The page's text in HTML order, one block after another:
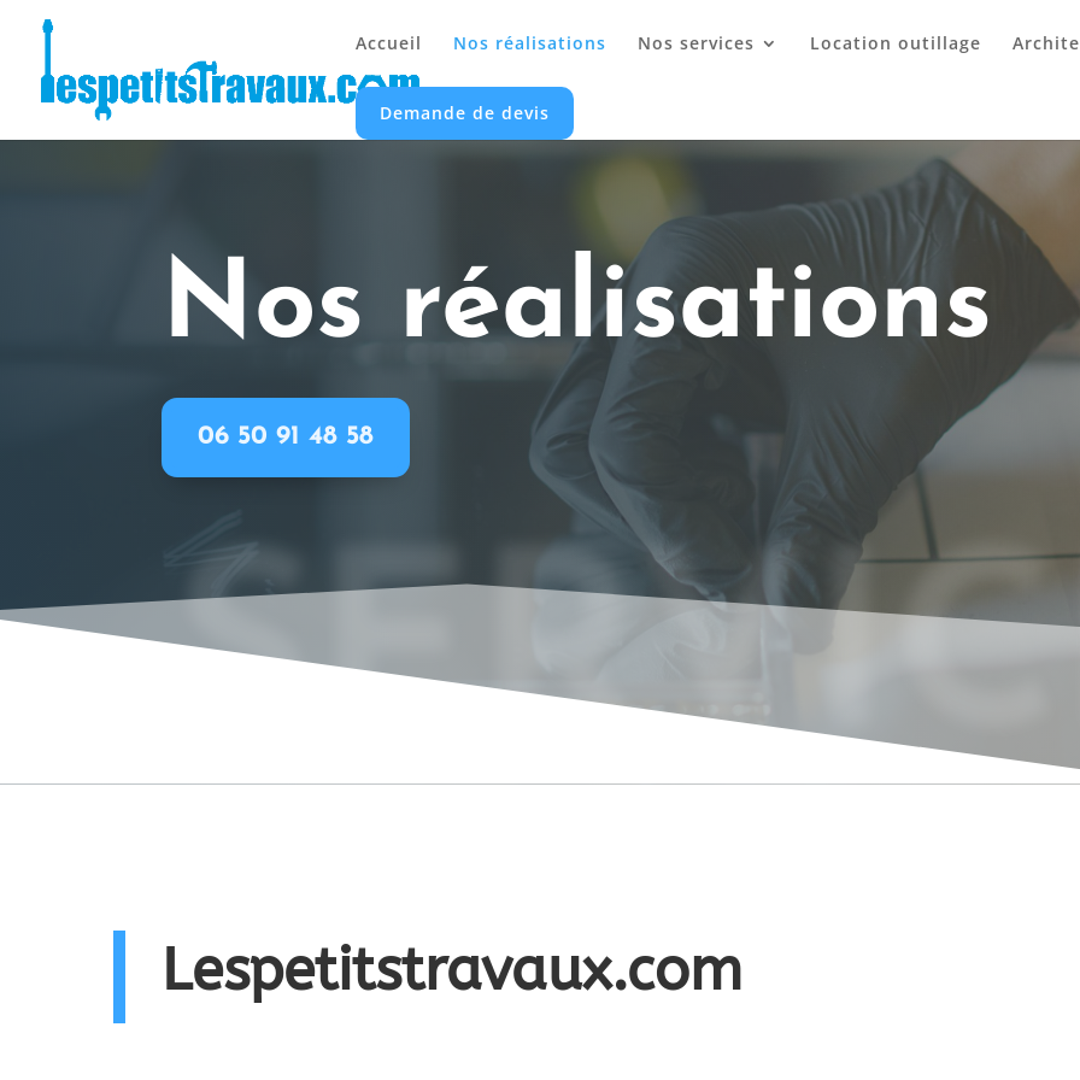
Accueil Nos réalisations Nos services Location outillage
Demande de devis
Nos réalisations
06 50 91 48 58
Lespetitstravaux.com